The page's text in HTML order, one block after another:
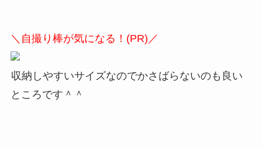
＼自撮り棒が気になる！(PR)／
収納しやすいサイズなのでかさばらないのも良い
ところです＾＾